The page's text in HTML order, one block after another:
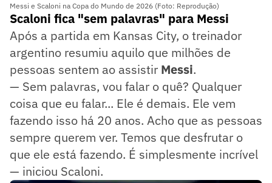
Messi e Scaloni na Copa do Mundo de 2026 (Foto: Reprodução)
Scaloni fica "sem palavras" para Messi
Após a partida em Kansas City, o treinador
argentino resumiu aquilo que milhões de
pessoas sentem ao assistir Messi.
— Sem palavras, vou falar o quê? Qualquer
coisa que eu falar... Ele é demais. Ele vem
fazendo isso há 20 anos. Acho que as pessoas
sempre querem ver. Temos que desfrutar o
que ele está fazendo. É simplesmente incrível
— iniciou Scaloni.